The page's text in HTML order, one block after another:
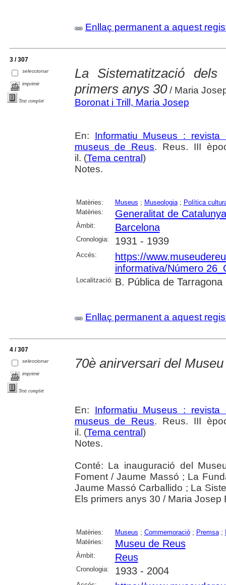
Enllaç permanent a aquest
3 / 307
seleccionar
imprimir
Text complet
La Sistematització
primers anys 30/ Maria
Boronat i Trill, Maria Josep
En: Informatiu Museus :
museus de Reus. Reus. III
il. (Tema central )
Notes.
Matèries: Museus ; Museologia; Política
Matèries:
Generalitat de Catalunya
Àmbit: Barcelona
Cronologia: 1931 - 1939
Accés:
https://
informativa/Número
Localització: B. Pública de Tarragona
Enllaç permanent a aquest
4 / 307
seleccionar
imprimir
Text complet
70è anirversari del Museu
En: Informatiu Museus :
museus de Reus. Reus. III
il. (Tema central)
Notes.
Conté: La inauguració del
Foment / Jaume Massó ; La
Jaume Massó Carballido ; La
Els primers anys 30 / Maria Josep
Matèries: Museus ; Commemoració; Premsa;
Matèries:
Museu de Reus
Àmbit: Reus
Cronologia: 1933 - 2004